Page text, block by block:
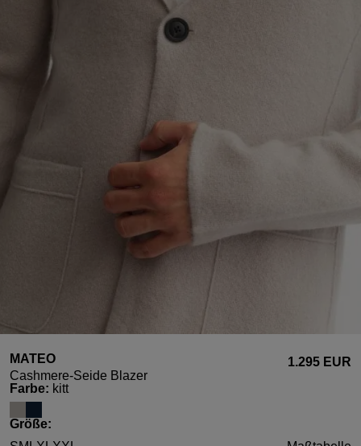
MATEO
Cashmere-Seide Blazer
1.295 EUR
Farbeauswählen
: kitt
Größeauswählen
: